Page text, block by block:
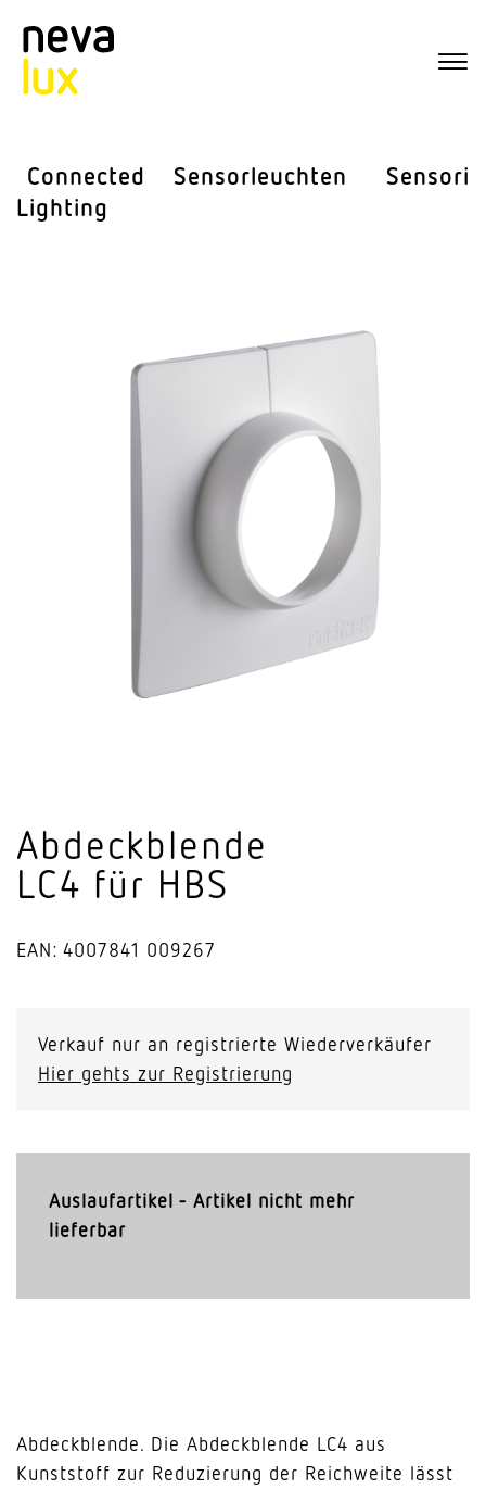
Connected
Lighting
Sensor­leuchten Sensorik
Abdeck­blende
LC4 für HBS
EAN: 4007841 009267
Verkauf nur an registrierte Wiederverkäufer
Hier gehts zur Registrierung
Auslaufartikel - Artikel nicht mehr
lieferbar
Abdeckblende. Die Abdeckblende LC4 aus
Kunststoff zur Reduzierung der Reichweite lässt